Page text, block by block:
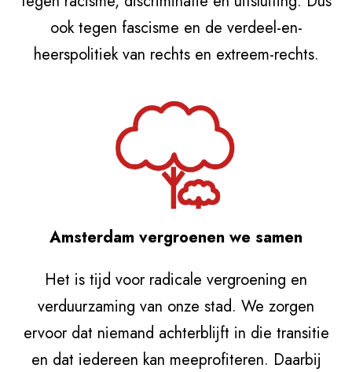
ook tegen fascisme en de verdeel-en-
heerspolitiek van rechts en extreem-rechts.
Amsterdam vergroenen we samen
Het is tijd voor radicale vergroening en
verduurzaming van onze stad. We zorgen
ervoor dat niemand achterblijft in die transitie
en dat iedereen kan meeprofiteren. Daarbij